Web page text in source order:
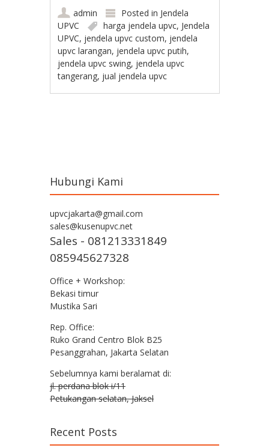
admin Posted in Jendela
UPVC
harga jendela upvc, Jendela
UPVC, jendela upvc custom, jendela
upvc larangan, jendela upvc putih,
jendela upvc swing, jendela upvc
tangerang, jual jendela upvc
Hubungi Kami
upvcjakarta@gmail.com
sales@kusenupvc.net
Sales - 081213331849
085945627328
Office + Workshop:
Bekasi timur
Mustika Sari
Rep. Office:
Ruko Grand Centro Blok B25
Pesanggrahan, Jakarta Selatan
Sebelumnya kami beralamat di:
jl. perdana blok i/11
Petukangan selatan, Jaksel
Recent Posts